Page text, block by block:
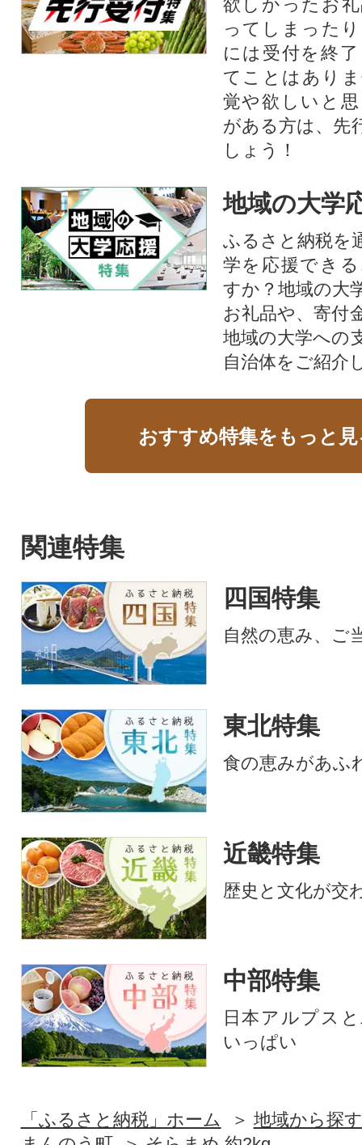
欲しかったお
ってしまった
には受付を終
てことはあり
覚や欲しいと
がある方は、先
しょう！
地域の大学
ふるさと納税を
学を応援でき
すか？地域の大
お礼品や、寄付
地域の大学への
自治体をご紹介
おすすめ特集をもっと
関連特集
四国特集
自然の恵み、ご
東北特集
食の恵みがあふ
近畿特集
歴史と文化が交
中部特集
日本アルプス
いっぱい
「ふるさと納税」ホーム
地域から探す